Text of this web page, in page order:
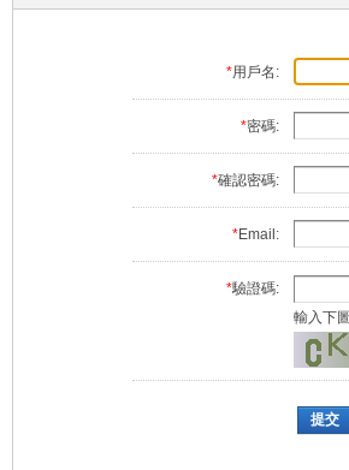
*用戶名:
*密碼:
*確認密碼:
*Email:
*驗證碼:
輸入下
提交